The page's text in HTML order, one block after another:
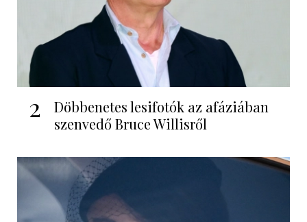
2
Döbbenetes lesifotók az afáziában
szenvedő Bruce Willisről